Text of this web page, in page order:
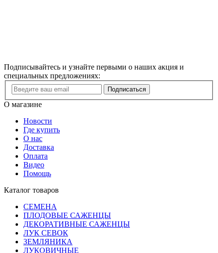
Подписывайтесь и узнайте первыми о наших акция и
специальных предложениях:
Подписаться
О магазине
Новости
Где купить
О нас
Доставка
Оплата
Видео
Помощь
Каталог товаров
СЕМЕНА
ПЛОДОВЫЕ САЖЕНЦЫ
ДЕКОРАТИВНЫЕ САЖЕНЦЫ
ЛУК СЕВОК
ЗЕМЛЯНИКА
ЛУКОВИЧНЫЕ